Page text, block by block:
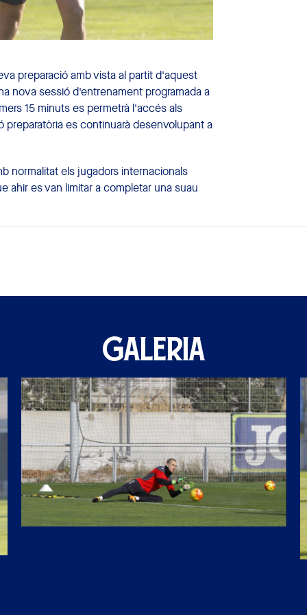
preparació amb vista al partit d'aquest
nova sessió d'entrenament programada a
15 minuts es permetrà l'accés als
es continuarà desenvolupant a
normalitat els jugadors internacionals
ahir es van limitar a completar una suau
GALERIA